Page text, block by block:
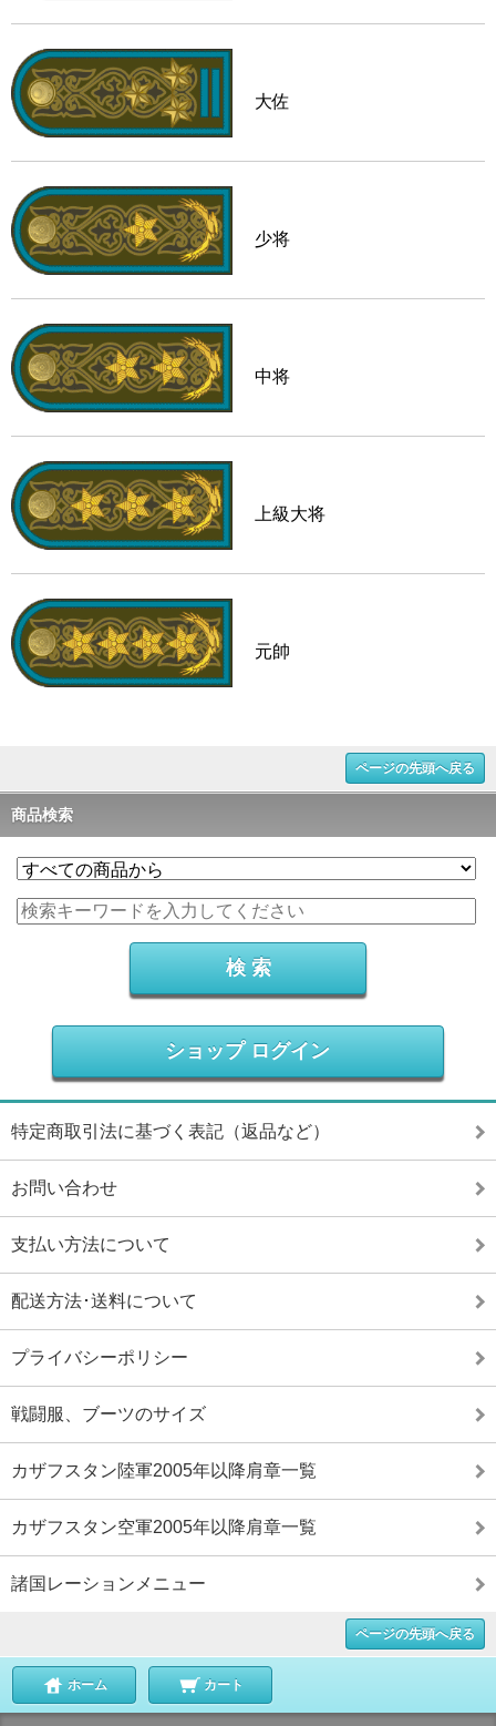
大佐
少将
中将
上級大将
元帥
ページの先頭へ戻る
商品検索
ショップ ログイン
特定商取引法に基づく表記（返品など）
お問い合わせ
支払い方法について
配送方法･送料について
プライバシーポリシー
戦闘服、ブーツのサイズ
カザフスタン陸軍2005年以降肩章一覧
カザフスタン空軍2005年以降肩章一覧
諸国レーションメニュー
ページの先頭へ戻る
ホーム カート